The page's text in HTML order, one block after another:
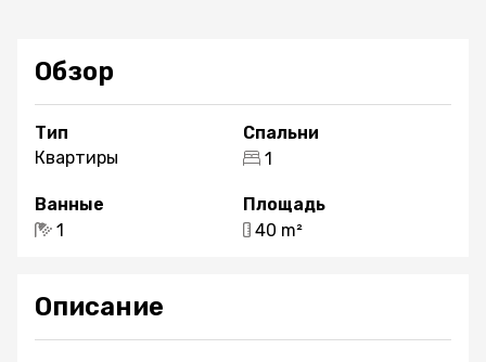
Обзор
Тип
Квартиры
Спальни
1
Ванные
1
Площадь
40 m²
Описание